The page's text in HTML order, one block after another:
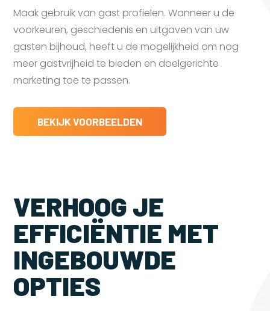
Maak gebruik van gast profielen. Wanneer u de
voorkeuren, geschiedenis en uitgaven van uw
gasten bijhoud, heeft u de mogelijkheid om nog
meer gastvrijheid te bieden en doelgerichte
marketing toe te passen.
BEKIJK VOORBEELDEN
VERHOOG JE
EFFICIËNTIE MET
INGEBOUWDE
OPTIES